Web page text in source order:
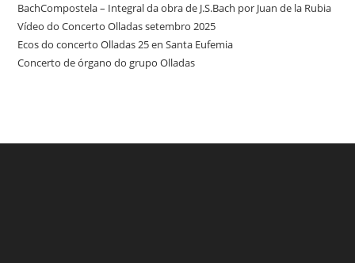
BachCompostela – Integral da obra de J.S.Bach por Juan de la Rubia
Vídeo do Concerto Olladas setembro 2025
Ecos do concerto Olladas 25 en Santa Eufemia
Concerto de órgano do grupo Olladas